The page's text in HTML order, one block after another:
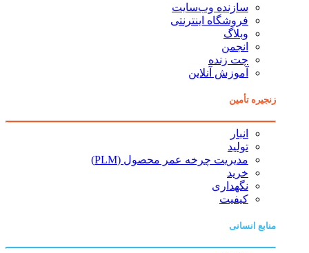
سازنده وب‌سایت
فروشگاه اینترنتی
وبلاگ
انجمن
چت زنده
آموزش آنلاین
زنجیره تأمین
انبار
تولید
مدیریت چرخه عمر محصول (PLM)
خرید
نگهداری
کیفیت
منابع انسانی